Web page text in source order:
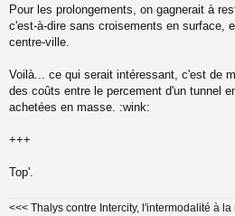
Pour les prolongements, on gagnerait à
c'est-à-dire sans croisements en surface,
centre-ville.
Voilà... ce qui serait intéressant, c'est de
des coûts entre le percement d'un tunnel
achetées en masse. :wink:
+++
Top'.
<<< Thalys contre Intercity, l'intermodalité à